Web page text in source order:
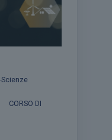
Scienze
CORSO DI